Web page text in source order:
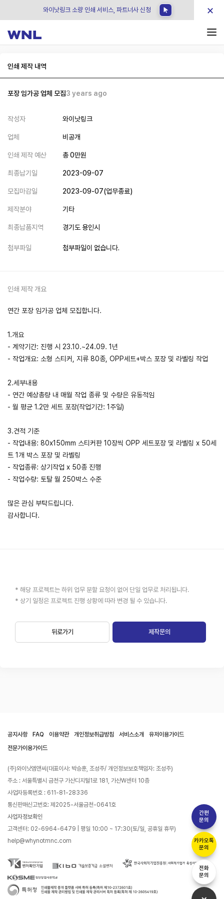
와이낫링크 소량 인쇄 서비스, 파트너사 신청 ×
간편
문의
카카오톡
문의
전화
문의
인쇄 제작 내역
포장 임가공 업체 모집3 years ago
작성자 와이낫링크
업체 비공개
인쇄 제작 예산 총0만원
최종납기일 2023-09-07
모집마감일 2023-09-07(업무종료)
제작분야 기타
최종납품지역 경기도 용인시
첨부파일 첨부파일이 없습니다.
인쇄 제작 개요
연간 포장 임가공 업체 모집합니다.
1.개요
- 계약기간: 진행 시 23.10.~24.09. 1년
- 작업개요: 소형 스티커, 지류 80종, OPP세트+박스 포장 및 라벨링 작업
2.세부내용
- 연간 예상총량 내 매월 작업 종류 및 수량은 유동적임
- 월 평균 1.2만 세트 포장(작업기간: 1주일)
3.견적 기준
- 작업내용: 80x150mm 스티커판 10장씩 OPP 세트포장 및 라벨링 x 50세
트 1개 박스 포장 및 라벨링
- 작업종류: 상기작업 x 50종 진행
- 작업수량: 토탈 월 250박스 수준
많은 관심 부탁드립니다.
감사합니다.
* 해당 프로젝트는 하위 업무 분할 요청이 없어 단일 업무로 처리됩니다.
* 상기 일정은 프로젝트 진행 상황에 따라 변경 될 수 있습니다.
뒤로가기 제작문의
공지사항 FAQ 이용약관 개인정보취급방침 서비스소개
유저이용가이드
전문가이용가이드
(주)와이낫엠앤씨(대표이사: 박승훈, 조성주/ 개인정보보호책임자: 조성주)
주소 : 서울특별시 금천구 가산디지털1로 181, 가산W센터 10층
사업자등록번호 : 611-81-28336
통신판매신고번호: 제2025-서울금천-0641호
사업자정보확인
고객센터: 02-6964-6479 | 평일 10:00 ~ 17:30(토/일, 공휴일 휴무)
help@whynotmnc.com